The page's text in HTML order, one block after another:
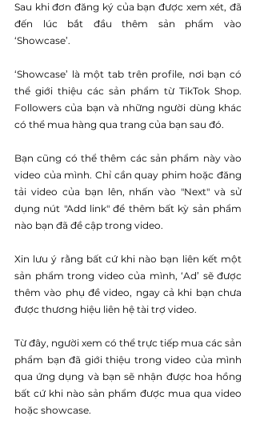
Sau khi đơn đăng ký của bạn được xem xét, đã
đến lúc bắt đầu thêm sản phẩm vào
‘Showcase’.
‘Showcase’ là một tab trên profile, nơi bạn có
thể giới thiệu các sản phẩm từ TikTok Shop.
Followers của bạn và những người dùng khác
có thể mua hàng qua trang của bạn sau đó.
Bạn cũng có thể thêm các sản phẩm này vào
video của mình. Chỉ cần quay phim hoặc đăng
tải video của bạn lên, nhấn vào "Next" và sử
dụng nút "Add link" để thêm bất kỳ sản phẩm
nào bạn đã đề cập trong video.
Xin lưu ý rằng bất cứ khi nào bạn liên kết một
sản phẩm trong video của mình, ‘Ad’ sẽ được
thêm vào phụ đề video, ngay cả khi bạn chưa
được thương hiệu liên hệ tài trợ video.
Từ đây, người xem có thể trực tiếp mua các sản
phẩm bạn đã giới thiệu trong video của mình
qua ứng dụng và bạn sẽ nhận được hoa hồng
bất cứ khi nào sản phẩm được mua qua video
hoặc showcase.